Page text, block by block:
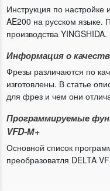
Инструкция по настройке
AE200 на русском языке.
производства YINGSHIDA.
Информация о
Фрезы различаются по
изготовлены. В статье
для фрез и чем они
Программируемые
VFD-М+
Основной список
преобразоватля DELTA